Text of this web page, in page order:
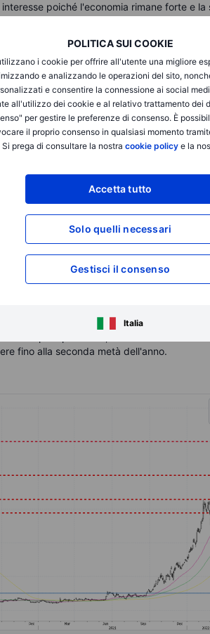
POLITICA SUI COOKIE
i cookie per offrire all'utente una migliore
e analizzando le operazioni del sito,
e consentire la connessione ai social
all'utilizzo dei cookie e al relativo trattamento dei
per gestire le preferenze di consenso. È
il proprio consenso in qualsiasi momento
prega di consultare la nostra cookie policye la
Accetta tutto
Solo quelli necessari
Gestisci il consenso
Italia
poiché l'economia rimane forte e la
aspettarsi che la curva dei rendimenti
a due anni hanno testato una forte
il tasso del Fed fund era del 2,5%. La Fed
dell'anno e al 2,75% nel 2023.
caso, c'è sicuramente spazio per i
dei tassi per il 2023 durante tutto l'anno.
prezzati nella parte anteriore della
economica rimane sostenuta per tutto
pianificato, oppure la crescita subirà un
a riconsiderare i rialzi dei tassi per il 2023.
muoversi verso il 2,5%. Nel secondo
ai valori che vediamo oggi.
a 2 anni superare il 2% a breve
poiché il linguaggio della banca centrale è
macroeconomiche diventano più
caso, i rendimenti a 2 anni rimarrebbero
precipiteranno, a meno che non ci
fino alla seconda metà dell'anno.